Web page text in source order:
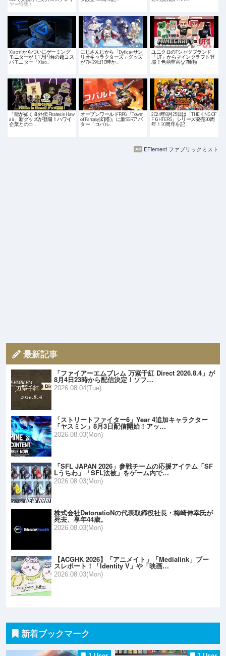
ヤー特集！
Xiaomiからついにゲーミング
モニターが！1万円台の超コス
パモニター「Xiao…
にじさんじから「Dytica×サン
リオキャラクターズ」グッズ
が7月29日18時か…
ユニクロのTシャツブランド
「UT」からマインクラフト登
場！色柄豊富な7種類
「龍が如く８外伝 Pirates in Haw
aii」新グッズが登場！ハワイ
企業とのコ…
オープンワールドRPG「Tower
of Fantasy(幻塔)」に新SSRアバ
ター「コバル…
2024年8月25日は「THE KING OF
FIGHTERS」シリーズ発売30周
年！30周年を記…
EFlement ファブリックミスト
最新記事
「ファイアーエムブレム 万紫千紅 Direct 2026.8.4」が
8月4日23時から配信決定！ソフ…
2026.08.04(Tue)
「ストリートファイター6」Year 4追加キャラクター
「ヤスミン」8月3日配信開始！アッ…
2026.08.03(Mon)
「SFL JAPAN 2026」参戦チームの応援アイテム「SF
Lうちわ」「SFL法被」をゲーム内で…
2026.08.03(Mon)
株式会社DetonatioNの代表取締役社長・梅崎伸幸氏が
死去、享年44歳。
2026.08.03(Mon)
【ACGHK 2026】「アニメイト」「Medialink」ブー
スレポート！「Identity V」や「映画…
2026.08.03(Mon)
新着ブックマーク